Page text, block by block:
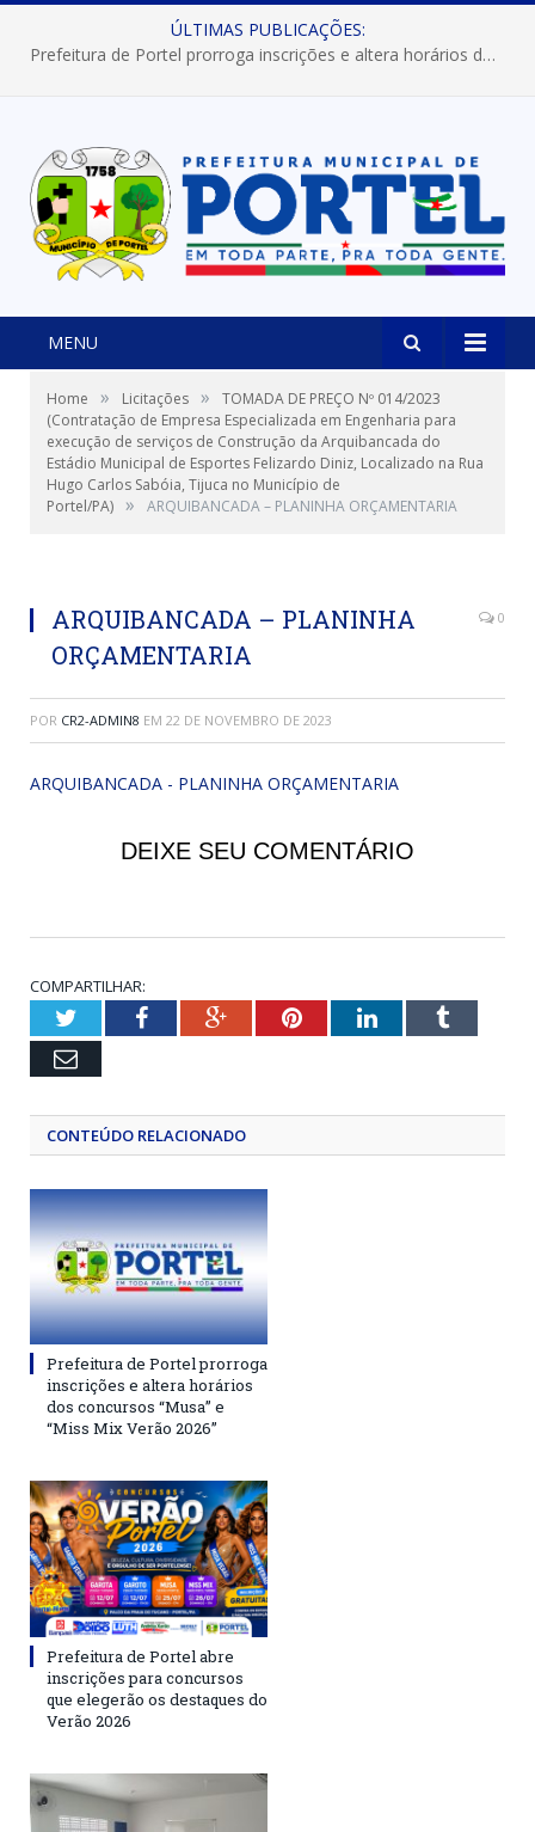
ÚLTIMAS PUBLICAÇÕES:
Prefeitura de Portel prorroga inscrições e altera horários dos concursos “Musa” e “Miss Mix Verão 2026”
MENU
Home » Licitações »
TOMADA DE PREÇO Nº 014/2023
(Contratação de Empresa Especializada em Engenharia para
execução de serviços de Construção da Arquibancada do
Estádio Municipal de Esportes Felizardo Diniz, Localizado na Rua
Hugo Carlos Sabóia, Tijuca no Município de
Portel/PA) » ARQUIBANCADA – PLANINHA ORÇAMENTARIA
ARQUIBANCADA – PLANINHA
ORÇAMENTARIA
0
POR CR2-ADMIN8 EM 22 DE NOVEMBRO DE 2023
ARQUIBANCADA - PLANINHA ORÇAMENTARIA
DEIXE SEU COMENTÁRIO
COMPARTILHAR:
TwitterFacebookGoogle+PinterestLinkedInTumblr
Email
CONTEÚDO RELACIONADO
Prefeitura de Portel prorroga
inscrições e altera horários
dos concursos “Musa” e
“Miss Mix Verão 2026”
Prefeitura de Portel abre
inscrições para concursos
que elegerão os destaques do
Verão 2026